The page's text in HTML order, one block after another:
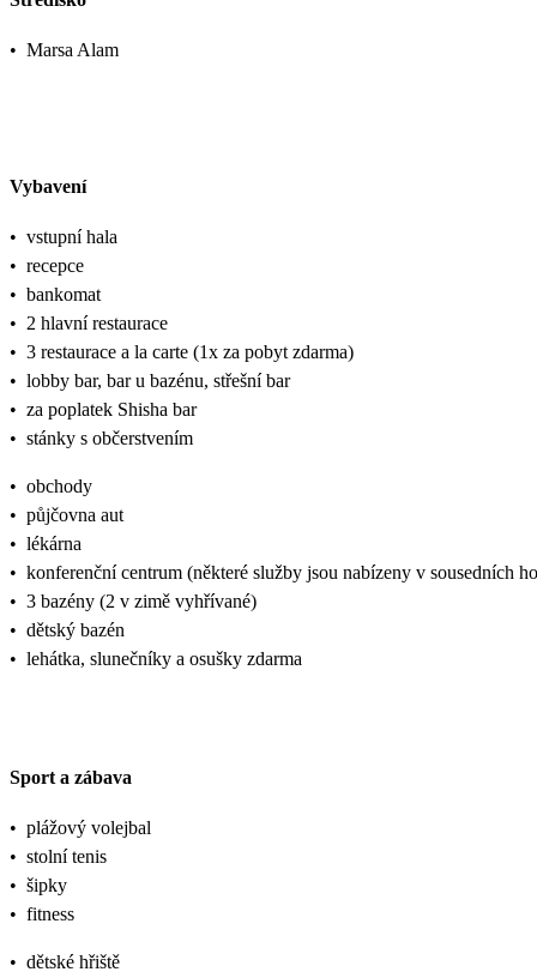
• Marsa Alam
Vybavení
• vstupní hala
• recepce
• bankomat
• 2 hlavní restaurace
• 3 restaurace a la carte (1x za pobyt zdarma)
• lobby bar, bar u bazénu, střešní bar
• za poplatek Shisha bar
• stánky s občerstvením
• obchody
• půjčovna aut
• lékárna
• konferenční centrum (některé služby jsou nabízeny v sousedních
• 3 bazény (2 v zimě vyhřívané)
• dětský bazén
• lehátka, slunečníky a osušky zdarma
Sport a zábava
• plážový volejbal
• stolní tenis
• šipky
• fitness
• dětské hřiště